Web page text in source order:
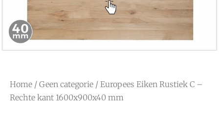
Home / Geen categorie / Europees Eiken Rustiek C –
Rechte kant 1600x900x40 mm